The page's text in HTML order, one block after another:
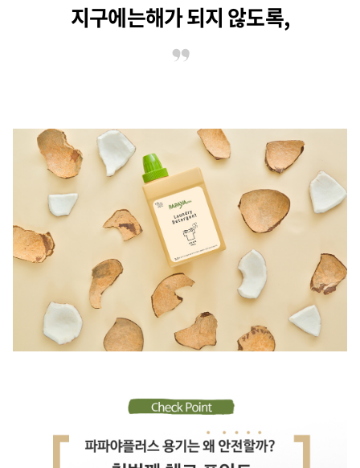
지구에는해가 되지 않도록,